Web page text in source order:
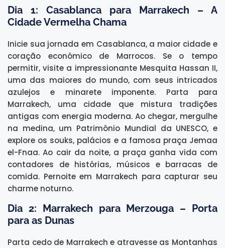
Dia 1: Casablanca para Marrakech – A
Cidade Vermelha Chama
Inicie sua jornada em Casablanca, a maior cidade e
coração econômico de Marrocos. Se o tempo
permitir, visite a impressionante Mesquita Hassan II,
uma das maiores do mundo, com seus intricados
azulejos e minarete imponente. Parta para
Marrakech, uma cidade que mistura tradições
antigas com energia moderna. Ao chegar, mergulhe
na medina, um Patrimônio Mundial da UNESCO, e
explore os souks, palácios e a famosa praça Jemaa
el-Fnaa. Ao cair da noite, a praça ganha vida com
contadores de histórias, músicos e barracas de
comida. Pernoite em Marrakech para capturar seu
charme noturno.
Dia 2: Marrakech para Merzouga – Porta
para as Dunas
Parta cedo de Marrakech e atravesse as Montanhas